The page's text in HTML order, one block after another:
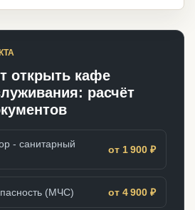
открыть кафе
расчёт
- санитарный
от 1 900 ₽
(МЧС) от 4 900 ₽